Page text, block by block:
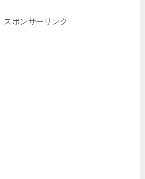
スポンサーリンク